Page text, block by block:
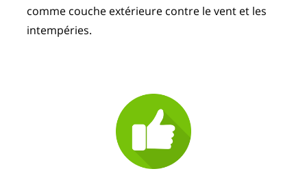
comme couche extérieure contre le vent et les
intempéries.